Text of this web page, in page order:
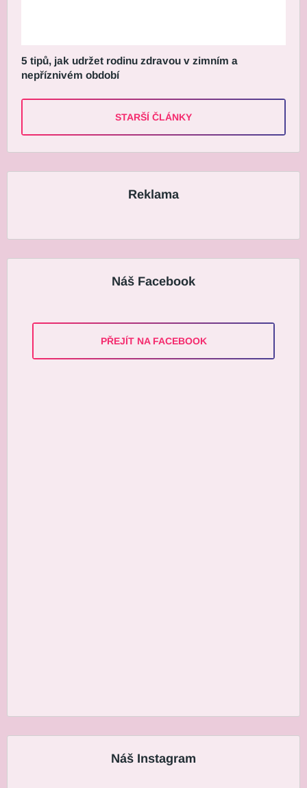
5 tipů, jak udržet rodinu zdravou v zimním a
nepříznivém období
STARŠÍ ČLÁNKY
Reklama
Náš Facebook
PŘEJÍT NA FACEBOOK
Náš Instagram